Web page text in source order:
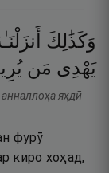
وَكَذَٰلِكَ
يَهْدِى مَن
яҳдӣ
фурӯ
киро хоҳад,